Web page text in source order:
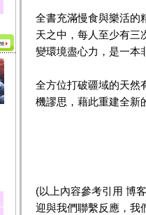
全書充滿慢食與樂活的
天之中，每人至少有三
變環境盡心力，是一本
全方位打破疆域的天然
機謬思，藉此重建全新
(以上內容參考引用 博
迎與我們聯繫反應，我